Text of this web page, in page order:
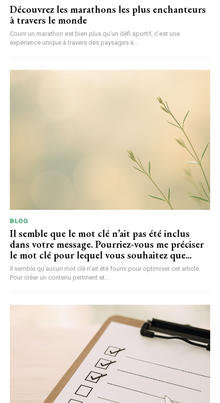
Découvrez les marathons les plus enchanteurs
à travers le monde
Courir un marathon est bien plus qu’un défi sportif, c’est une
expérience unique à travers des paysages à...
BLOG
Il semble que le mot clé n’ait pas été inclus
dans votre message. Pourriez-vous me préciser
le mot clé pour lequel vous souhaitez que...
Il semble qu'aucun mot clé n'ait été fourni pour optimiser cet article.
Pour créer un contenu pertinent et...